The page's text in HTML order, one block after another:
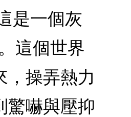
是一個灰
這個世界
，操弄熱力
驚嚇與壓抑